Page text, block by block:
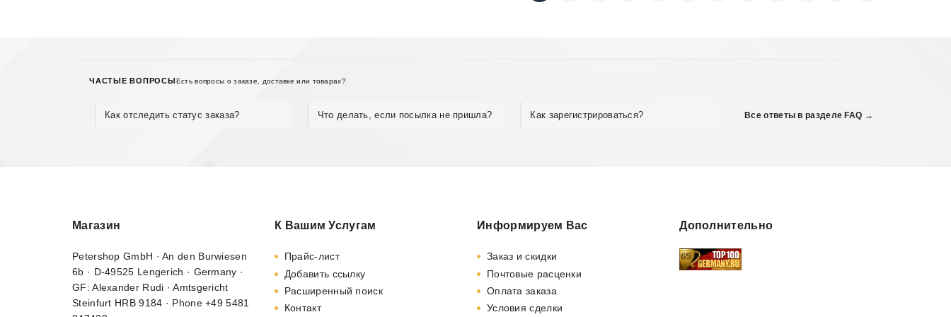
ЧАСТЫЕ ВОПРОСЫЕсть вопросы о заказе, доставке или товарах?
Как отследить статус заказа? Что делать, если посылка не пришла? Как зарегистрироваться? Все ответы в разделе FAQ →
Магазин
Petershop GmbH · An den Burwiesen
6b · D-49525 Lengerich · Germany ·
GF: Alexander Rudi · Amtsgericht
Steinfurt HRB 9184 · Phone +49 5481
К Вашим Услугам
Прайс-лист
Добавить ссылку
Расширенный поиск
Контакт
Информируем Вас
Заказ и скидки
Почтовые расценки
Оплата заказа
Условия сделки
Дополнительно